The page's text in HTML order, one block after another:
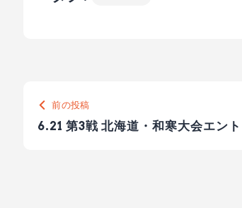
前の投稿
6.21 第3戦 北海道・和寒大会エン